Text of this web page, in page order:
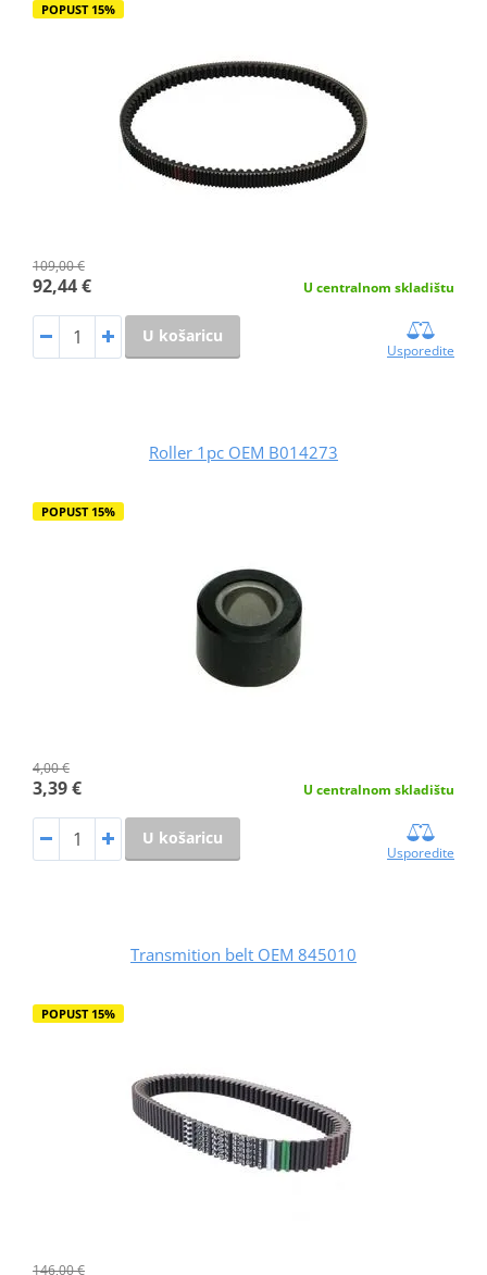
POPUST 15%
109,00 €
92,44 € U centralnom skladištu
U košaricu
Usporedite
Roller 1pc OEM B014273
POPUST 15%
4,00 €
3,39 € U centralnom skladištu
U košaricu
Usporedite
Transmition belt OEM 845010
POPUST 15%
146,00 €